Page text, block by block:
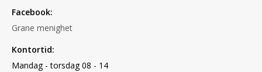
Facebook:
Grane menighet
Kontortid:
Mandag - torsdag 08 - 14